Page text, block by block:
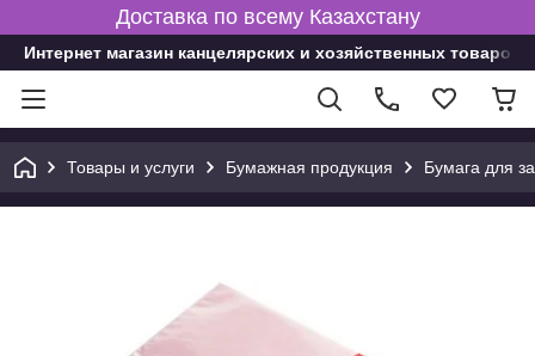
Доставка по всему Казахстану
Интернет магазин канцелярских и хозяйственных товаров
Товары и услуги Бумажная продукция Бумага для